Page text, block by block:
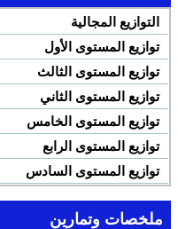
التوازيع المجالية
توازيع المستوى الأول
توازيع المستوى الثالث
توازيع المستوى الثاني
توازيع المستوى الخامس
توازيع المستوى الرابع
توازيع المستوى السادس
ملخصات وتمارين